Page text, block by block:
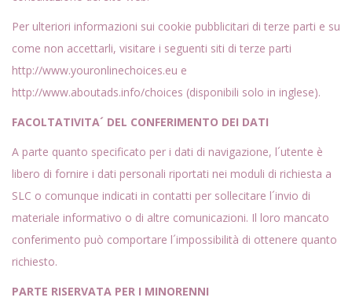
Per ulteriori informazioni sui cookie pubblicitari di terze parti e su
come non accettarli, visitare i seguenti siti di terze parti
http://www.youronlinechoices.eu e
http://www.aboutads.info/choices (disponibili solo in inglese).
FACOLTATIVITA´ DEL CONFERIMENTO DEI DATI
A parte quanto specificato per i dati di navigazione, l´utente è
libero di fornire i dati personali riportati nei moduli di richiesta a
SLC o comunque indicati in contatti per sollecitare l´invio di
materiale informativo o di altre comunicazioni. Il loro mancato
conferimento può comportare l´impossibilità di ottenere quanto
richiesto.
PARTE RISERVATA PER I MINORENNI